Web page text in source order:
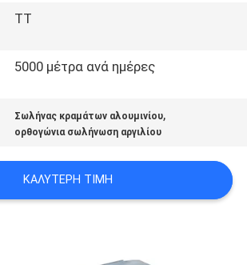
TT
5000 μέτρα ανά ημέρες
Σωλήνας κραμάτων αλουμινίου,
ορθογώνια σωλήνωση αργιλίου
ΚΑΛΎΤΕΡΗ ΤΙΜΉ